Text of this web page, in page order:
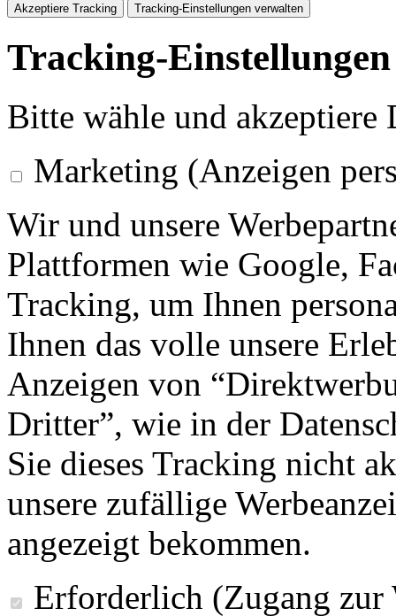
Akzeptiere Tracking Tracking-Einstellungen verwalten
Tracking-
Bitte wähle und
Marketing (Anzeigen
Wir und unsere
Plattformen wie Google,
Tracking, um Ihnen
Ihnen das volle unsere
Anzeigen von
Dritter”, wie in der
Sie dieses Tracking nicht
unsere zufällige
angezeigt bekommen.
Erforderlich (Zugang zur